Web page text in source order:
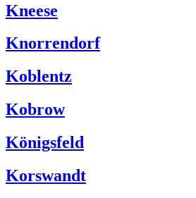
Kneese
Knorrendorf
Koblentz
Kobrow
Königsfeld
Korswandt